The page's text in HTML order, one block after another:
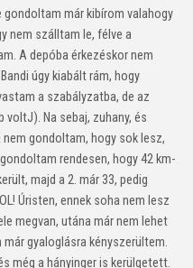
már kibírom valahogy
nem szálltam le, félve a
A depóba érkezéskor nem
úgy kiabált rám, hogy
a szabályzatba, de az
voltJ). Na sebaj, zuhany, és
gondoltam, hogy sok lesz,
rendesen, hogy 42 km-
majd a 2. már 33, pedig
Úristen, ennek soha nem lesz
megvan, utána már nem lehet
gyaloglásra kényszerültem.
még a hányinger is kerülgetett.